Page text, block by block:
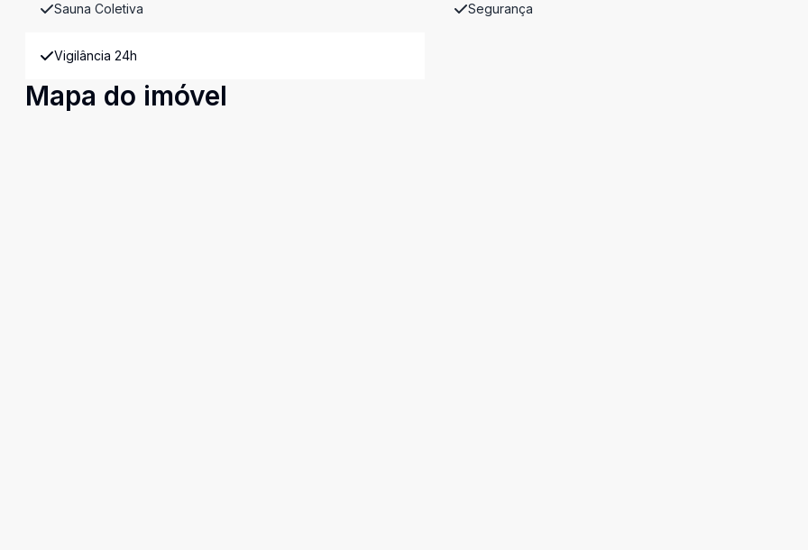
Sauna Coletiva Segurança
Vigilância 24h
Mapa do imóvel